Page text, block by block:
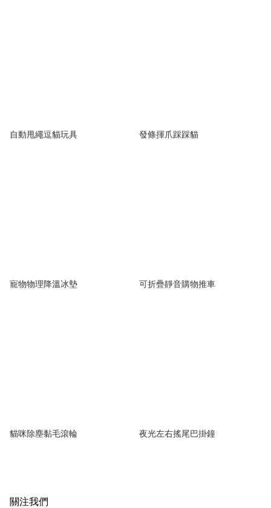
自動甩繩逗貓玩具 發條揮爪踩踩貓
寵物物理降溫冰墊 可折疊靜音購物推車
貓咪除塵黏毛滾輪 夜光左右搖尾巴掛鐘
關注我們